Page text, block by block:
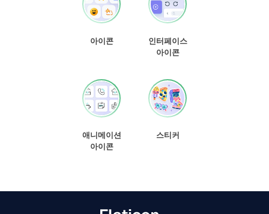
아이콘
인터페이스
아이콘
애니메이션
아이콘
스티커